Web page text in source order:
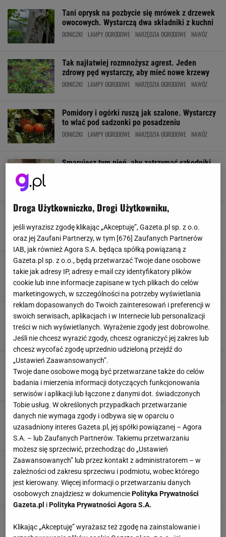
Tani oprysk na pozbycie się mrówek z drzewek
owocowych. Wystarczą dwa składniki z kuchni
DONICZKI LAMPY OGRODOWE NARZĘDZIA OGRODOWE NAWÓZ
Tak najłatwiej rozmnożysz agrest. Jeden
zdrowy pęd wystarczy, aby mieć nowe krzewy
DONICZKI LAMPY OGRODOWE NARZĘDZIA OGRODOWE NAWÓZ
Pomidory i ogórki ruszą jak szalone. Wystarczy
to wlać pod sadzonki po posadzeniu
DONICZKI LAMPY OGRODOWE NARZĘDZIA OGRODOWE NAWÓZ
Smarujesz tym pień, aby zatrzymać szkodniki.
Wymieszaj to z wodą i włóż do niej sadzonki.
Tak najprościej rozmnożysz porzeczkę
DONICZKI LAMPY OGRODOWE NARZĘDZIA OGRODOWE NAWÓZ
Zamiast wylewać do zlewu, rozcieńcz i podlej
magnolię. Odwdzięczy się morzem kwiatów
DONICZKI LAMPY OGRODOWE NARZĘDZIA OGRODOWE NAWÓZ
Turkucie ryją pod ziemią i niszczą korzenie.
Ten napar działa na nie jak odstraszacz
DONICZKI LAMPY OGRODOWE NARZĘDZIA OGRODOWE NAWÓZ
Ogrodnicy zbierają to z łąki i leją pod lilie.
Rabata będzie wyglądać jak z katalogu
DONICZKI LAMPY OGRODOWE NARZĘDZIA OGRODOWE NAWÓZ
Ten bardzo prosty zabieg poprawia smak
warzyw. Ogrodnicy robią to z porem i selerem
DONICZKI LAMPY OGRODOWE NARZĘDZIA OGRODOWE
Zapomnij o klasycznym kompostowaniu. Ta
metoda nie wymaga dużo wysiłku. Idealna dla
leniwych
DONICZKI LAMPY OGRODOWE NARZĘDZIA OGRODOWE NAWÓZ
marchwi. Dzięki temu rośnie równa i gruba
Droga Użytkowniczko, Drogi Użytkowniku,
jeśli wyrazisz zgodę klikając „Akceptuję”, Gazeta.pl sp. z o.o.
oraz jej Zaufani Partnerzy, w tym [676] Zaufanych Partnerów
IAB, jak również Agora S.A. będąca spółką powiązaną z
Gazeta.pl sp. z o.o., będą przetwarzać Twoje dane osobowe
takie jak adresy IP, adresy e-mail czy identyfikatory plików
cookie lub inne informacje zapisane w tych plikach do celów
marketingowych, w szczególności na potrzeby wyświetlania
reklam dopasowanych do Twoich zainteresowań i preferencji w
swoich serwisach, aplikacjach i w Internecie lub personalizacji
treści w nich wyświetlanych. Wyrażenie zgody jest dobrowolne.
Jeśli nie chcesz wyrazić zgody, chcesz ograniczyć jej zakres lub
chcesz wycofać zgodę uprzednio udzieloną przejdź do
„Ustawień Zaawansowanych”.
Twoje dane osobowe mogą być przetwarzane także do celów
badania i mierzenia informacji dotyczących funkcjonowania
serwisów i aplikacji lub łączone z danymi dot. świadczonych
Tobie usług. W określonych przypadkach przetwarzanie
danych nie wymaga zgody i odbywa się w oparciu o
uzasadniony interes Gazeta.pl, jej spółki powiązanej – Agora
S.A. – lub Zaufanych Partnerów. Takiemu przetwarzaniu
możesz się sprzeciwić, przechodząc do „Ustawień
Zaawansowanych” lub przez kontakt z administratorem – w
zależności od zakresu sprzeciwu i podmiotu, wobec którego
jest kierowany. Więcej informacji o przetwarzaniu danych
osobowych znajdziesz w dokumenciePolityka Prywatności
Gazeta.pl iPolityka Prywatności Agora S.A.
Klikając „Akceptuję” wyrażasz też zgodę na zainstalowanie i